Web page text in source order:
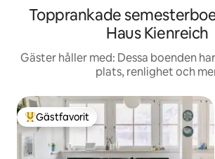
Topprankade
Haus Kienreich
Gäster håller med: Dessa boenden
plats, renlighet och
Populär gästfavorit
Gästfavorit